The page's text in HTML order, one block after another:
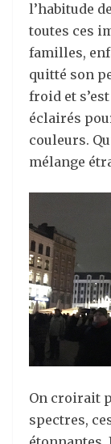
l’habitude
toutes ces
familles,
quitté son
froid et
éclairés
couleurs.
mélange
On croirait
spectres,